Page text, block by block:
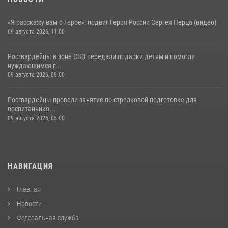
«Я расскажу вам о Герое»: подвиг Героя России Сергея Перца (видео)
09 августа 2026, 11:00
Росгвардейцы в зоне СВО передали подарки детям и помогли
нуждающимся г...
09 августа 2026, 09:00
Росгвардейцы провели занятие по стрелковой подготовке для
воспитаннико...
09 августа 2026, 05:00
НАВИГАЦИЯ
Главная
Новости
Федеральная служба